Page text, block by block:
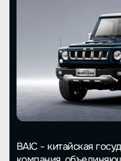
BAIC - китайская